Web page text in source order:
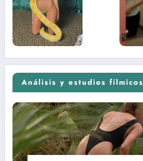
adolescente
Análisis y estudios fílmicos